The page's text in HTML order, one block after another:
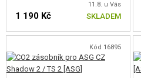
SERVIS A ÚDRŽBA ZBRANÍ
SEBEOBRANA, VÝCVIK, NOŽE
TERČE, STŘELNICE
11.8. u Vás
1 190 Kč SKLADEM
Kód 16895